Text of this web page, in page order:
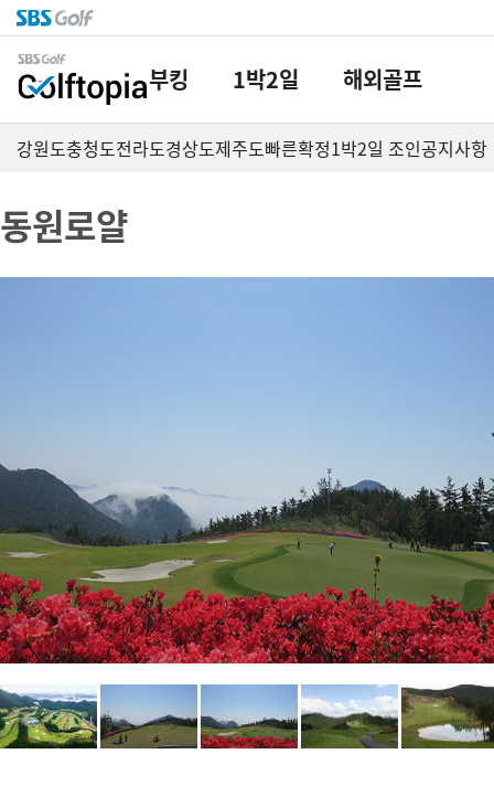
부킹 1박2일 해외골프
강원도충청도전라도경상도제주도빠른확정1박2일 조인공지사항
동원로얄